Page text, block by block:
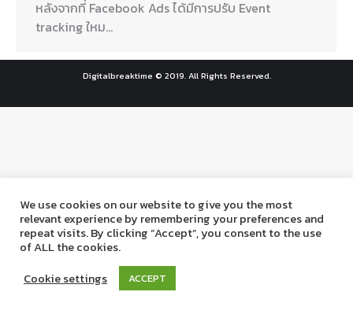
หลังจากที่ Facebook Ads ได้มีการปรับ Event
tracking ใหม…
Digitalbreaktime © 2019. All Rights Reserved.
We use cookies on our website to give you the most
relevant experience by remembering your preferences and
repeat visits. By clicking “Accept”, you consent to the use
of ALL the cookies.
Cookie settings
ACCEPT